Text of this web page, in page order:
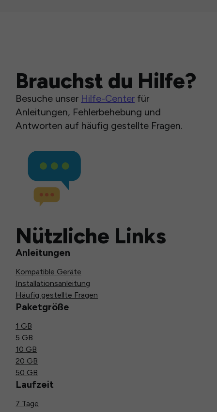
Brauchst du Hilfe?
Besuche unser Hilfe-Center für
Anleitungen, Fehlerbehebung und
Antworten auf häufig gestellte Fragen.
Nützliche Links
Anleitungen
Kompatible Geräte
Installationsanleitung
Häufig gestellte Fragen
Paketgröße
1 GB
5 GB
10 GB
20 GB
50 GB
Laufzeit
7 Tage